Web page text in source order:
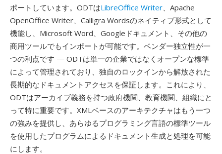
ポートしています。ODTはLibreOffice Writer、Apache
OpenOffice Writer、Calligra Wordsのネイティブ形式として
機能し、Microsoft Word、Googleドキュメント、その他の
商用ツールでもインポートが可能です。ベンダー独立性が一
つの利点です — ODTは単一の企業ではなくオープンな標準
によって管理されており、独自のロックインから解放された
長期的なドキュメントアクセスを保証します。これにより、
ODTはアーカイブ義務を持つ政府機関、教育機関、組織にと
って特に重要です。XMLベースのアーキテクチャはもう一つ
の強みを提供し、あらゆるプログラミング言語の標準ツール
を使用したプログラムによるドキュメント生成と処理を可能
にします。